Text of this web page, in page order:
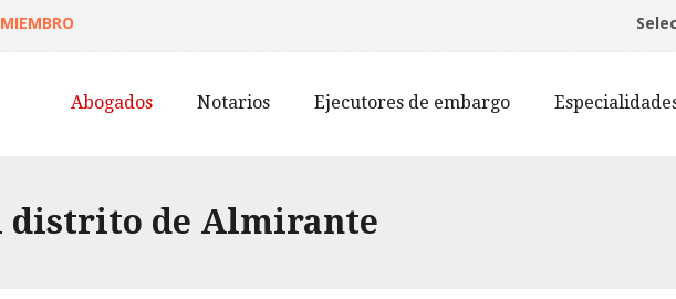
Abogados Notarios Ejecutores de embargo
distrito de Almirante